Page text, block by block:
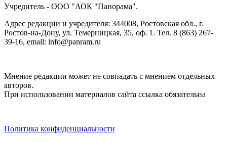
Учредитель - ООО "АОК "Панорама".
Адрес редакции и учредителя: 344008, Ростовская обл., г.
Ростов-на-Дону, ул. Темерницкая, 35, оф. 1. Тел. 8 (863) 267-
39-16, email: info@panram.ru
Мнение редакции может не совпадать с мнением отдельных
авторов.
При использовании материалов сайта ссылка обязательна
Политика конфиденциальности